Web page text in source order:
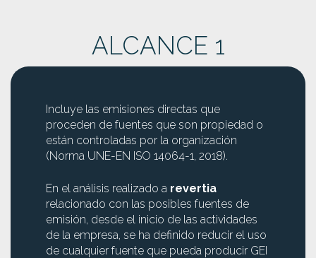
ALCANCE 1
Incluye las emisiones directas que
proceden de fuentes que son propiedad o
están controladas por la organización
(Norma UNE-EN ISO 14064-1, 2018).
En el análisis realizado a revertia
relacionado con las posibles fuentes de
emisión, desde el inicio de las actividades
de la empresa, se ha definido reducir el uso
de cualquier fuente que pueda producir GEI